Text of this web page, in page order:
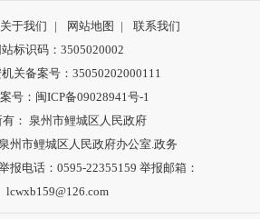
关于我们 | 网站地图 |
联系我们
站标识码：3505020002
关备案号：35050202000111
号：闽ICP备09028941号-1
有： 泉州市鲤城区人民政府
州市鲤城区人民政府办公室.政务
报电话：0595-22355159 举报邮箱：
lcwxb159@126.com